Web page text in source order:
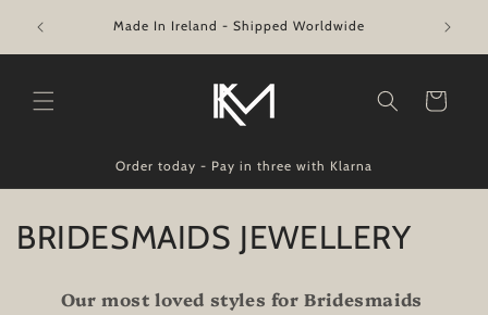
content
Made In Ireland - Shipped Worldwide ★
Cart
Order today - Pay in three with Klarna
C
BRIDESMAIDS JEWELLERY
Our most loved styles for Bridesmaids